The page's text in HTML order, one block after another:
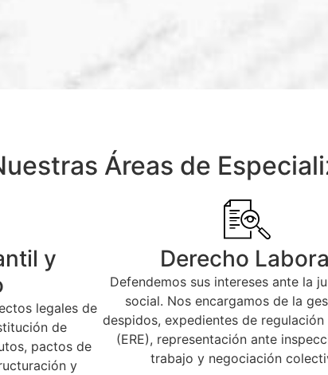
Áreas de
y
legales de
de
pactos de
y
Derecho
Defendemos sus intereses ante la
social. Nos encargamos de la
despidos, expedientes de regulación
(ERE), representación ante
trabajo y negociación